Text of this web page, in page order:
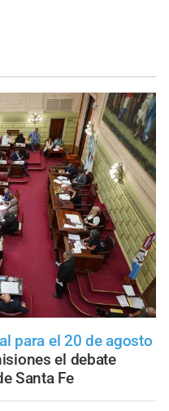
para el 20 de agosto
el debate
Santa Fe